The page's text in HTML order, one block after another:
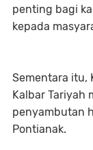
penting bagi
kepada
Sementara itu,
Kalbar Tariyah
penyambutan
Pontianak.